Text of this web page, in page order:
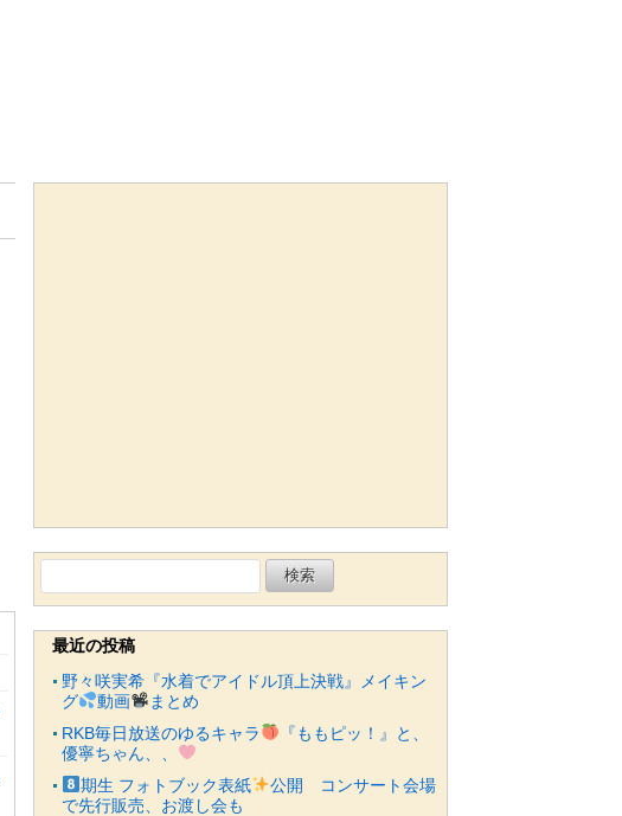
索:
最近の投稿
野々咲実希『水着でアイドル頂上決戦』メイキン
グ
動画
まとめ
RKB毎日放送のゆるキャラ
『ももピッ！』と、
優寧ちゃん、、
期生 フォトブック表紙
公開 コンサート会場
で先行販売、お渡し会も